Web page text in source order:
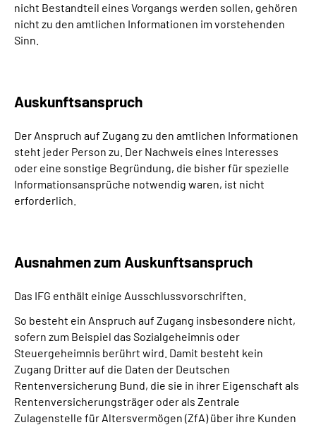
Suche
nicht Bestandteil eines Vorgangs werden sollen, gehören
nicht zu den amtlichen Informationen im vorstehenden
Sinn.
Auskunftsanspruch
Der Anspruch auf Zugang zu den amtlichen Informationen
steht jeder Person zu. Der Nachweis eines Interesses
oder eine sonstige Begründung, die bisher für spezielle
Informationsansprüche notwendig waren, ist nicht
erforderlich.
Ausnahmen zum Auskunftsanspruch
Das IFG enthält einige Ausschlussvorschriften.
So besteht ein Anspruch auf Zugang insbesondere nicht,
sofern zum Beispiel das Sozialgeheimnis oder
Steuergeheimnis berührt wird. Damit besteht kein
Zugang Dritter auf die Daten der Deutschen
Rentenversicherung Bund, die sie in ihrer Eigenschaft als
Rentenversicherungsträger oder als Zentrale
Zulagenstelle für Altersvermögen (ZfA) über ihre Kunden